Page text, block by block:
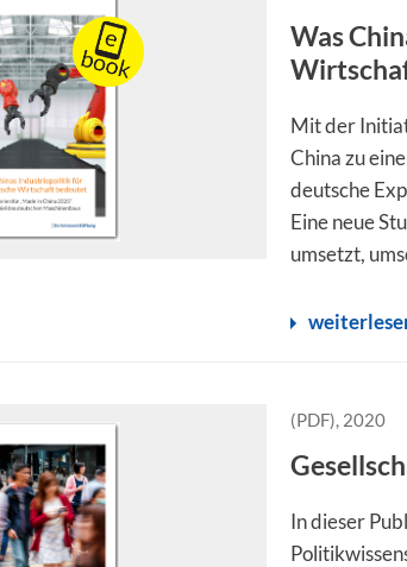
Was
Mit der
China zu
deutsche
Eine neue
umsetzt,
(PDF), 2020
In dieser